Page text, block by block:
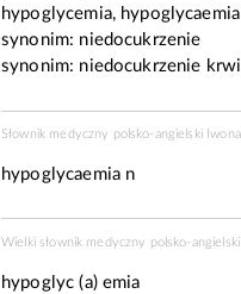
hypoglycemia, hypoglycaemia
synonim: niedocukrzenie
synonim: niedocukrzenie krwi
Słownik medyczny polsko-angielski
hypoglycaemia n
Wielki słownik medyczny polsko-
hypoglyc (a) emia